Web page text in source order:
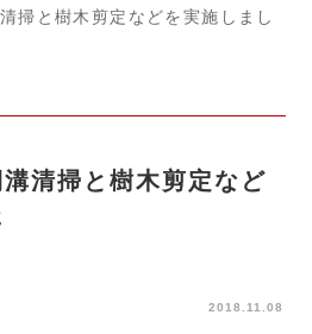
と樹木剪定などを実施しまし
清掃と樹木剪定など
2018.11.08